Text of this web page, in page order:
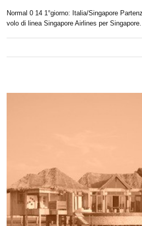
Normal 0 14 1°giorno: Italia/Singapore
volo di linea Singapore Airlines per